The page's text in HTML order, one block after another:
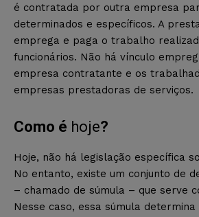
é contratada por outra empresa
determinados e específicos. A
emprega e paga o trabalho
funcionários. Não há vínculo
empresa contratante e os
empresas prestadoras de serviços.
Como é hoje?
Hoje, não há legislação específica
No entanto, existe um conjunto de
– chamado de súmula – que serve
Nesse caso, essa súmula determina